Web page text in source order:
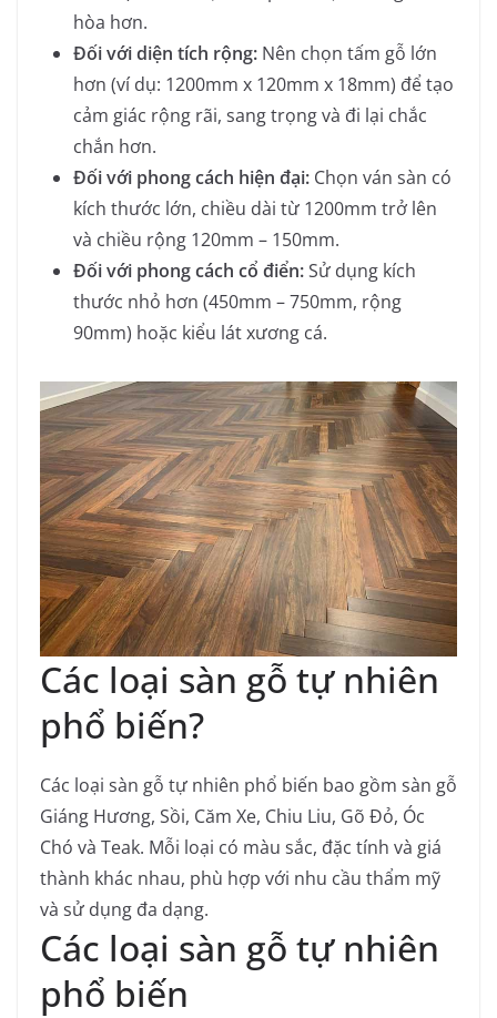
hòa hơn.
Đối với diện tích rộng: Nên chọn tấm gỗ lớn
hơn (ví dụ: 1200mm x 120mm x 18mm) để tạo
cảm giác rộng rãi, sang trọng và đi lại chắc
chắn hơn.
Đối với phong cách hiện đại: Chọn ván sàn có
kích thước lớn, chiều dài từ 1200mm trở lên
và chiều rộng 120mm – 150mm.
Đối với phong cách cổ điển:Sử dụng kích
thước nhỏ hơn (450mm – 750mm, rộng
90mm) hoặc kiểu lát xương cá.
Các loại sàn gỗ tự nhiên
phổ biến?
Các loại sàn gỗ tự nhiên phổ biến bao gồm sàn gỗ
Giáng Hương, Sồi, Căm Xe, Chiu Liu, Gõ Đỏ, Óc
Chó và Teak. Mỗi loại có màu sắc, đặc tính và giá
thành khác nhau, phù hợp với nhu cầu thẩm mỹ
và sử dụng đa dạng.
Các loại sàn gỗ tự nhiên
phổ biến